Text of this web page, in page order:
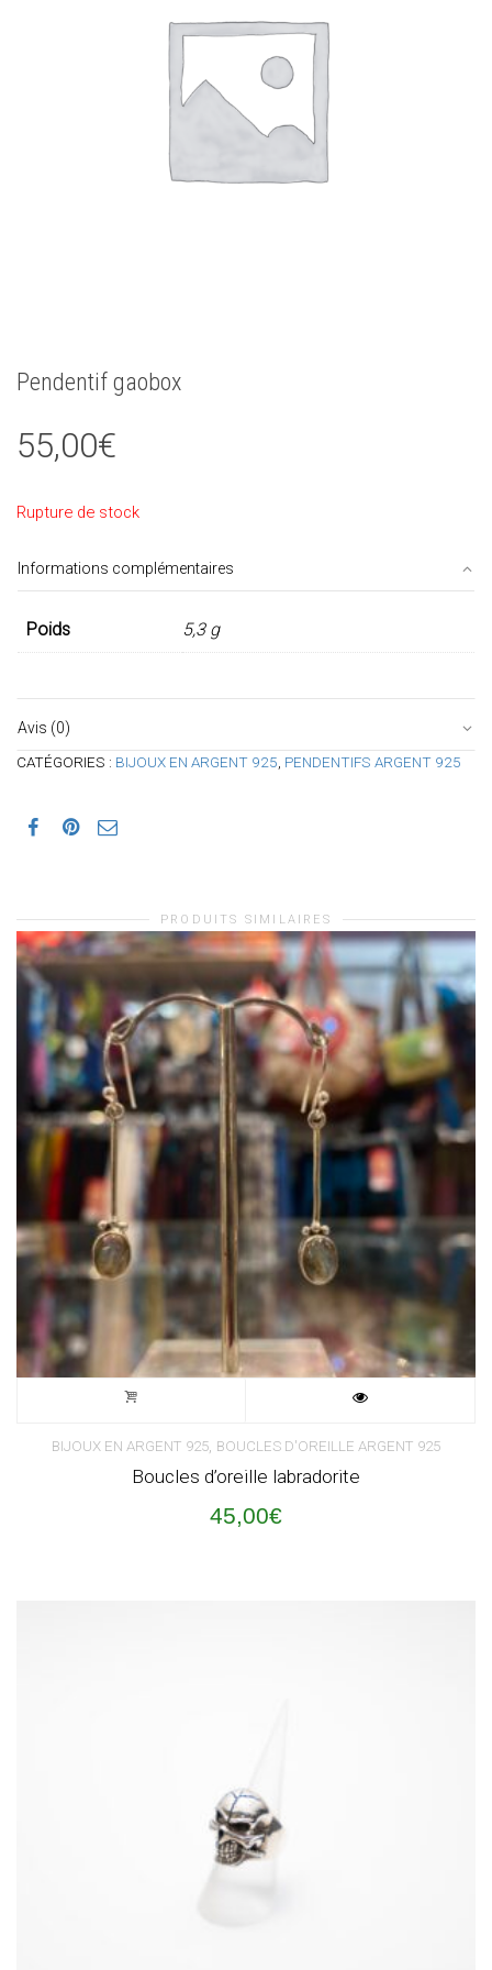
Pendentif gaobox
55,00€
Rupture de stock
Informations complémentaires
Poids 5,3 g
Avis (0)
CATÉGORIES : BIJOUX EN ARGENT 925 PENDENTIFS ARGENT 925
PRODUITS SIMILAIRES
BIJOUX EN ARGENT 925, BOUCLES D'OREILLE ARGENT 925
Boucles d’oreille labradorite
45,00€